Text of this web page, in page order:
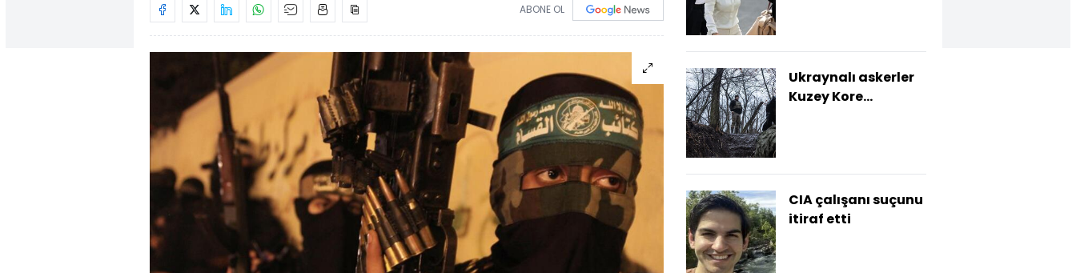
ABONE OL
Ukraynalı askerler
Kuzey Kore
CIA çalışanı suçunu
itiraf etti